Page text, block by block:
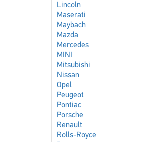
Lincoln
Maserati
Maybach
Mazda
Mercedes
MINI
Mitsubishi
Nissan
Opel
Peugeot
Pontiac
Porsche
Renault
Rolls-Royce